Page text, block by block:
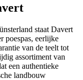
staat Davert
poespas, eerlijke
van de teelt tot
assortiment van
een authentieke
landbouw